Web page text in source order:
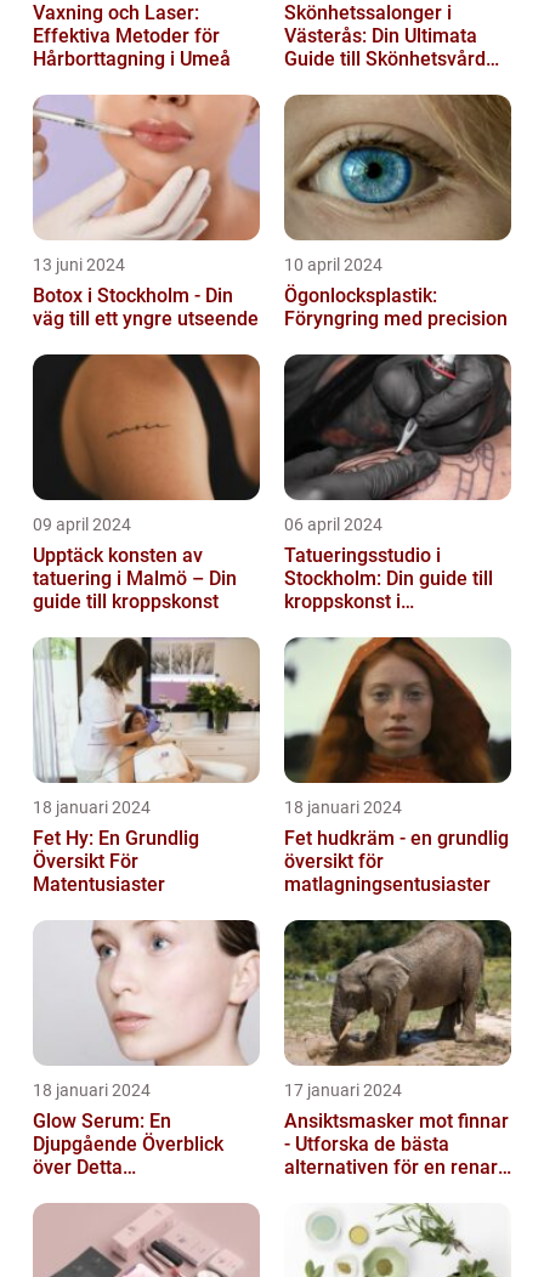
Vaxning och Laser:
Effektiva Metoder för
Hårborttagning i Umeå
Skönhetssalonger i
Västerås: Din Ultimata
Guide till Skönhetsvård
13 juni 2024
Botox i Stockholm - Din
väg till ett yngre utseende
10 april 2024
Ögonlocksplastik:
Föryngring med precision
09 april 2024
Upptäck konsten av
tatuering i Malmö – Din
guide till kroppskonst
06 april 2024
Tatueringsstudio i
Stockholm: Din guide till
kroppskonst i
18 januari 2024
Fet Hy: En Grundlig
Översikt För
Matentusiaster
18 januari 2024
Fet hudkräm - en grundlig
översikt för
matlagningsentusiaster
18 januari 2024
Glow Serum: En
Djupgående Överblick
över Detta
17 januari 2024
Ansiktsmasker mot finnar
- Utforska de bästa
alternativen för en renare